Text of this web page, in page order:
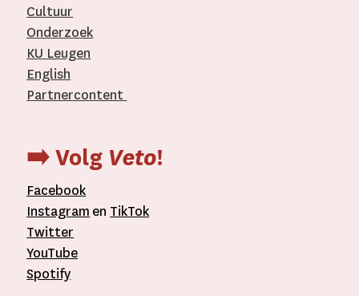
Cultuur
Onderzoek
KU Leugen
English
Partnercontent
➡️ Volg Veto!
Facebook
Instagram en TikTok
Twitter
YouTube
Spotify